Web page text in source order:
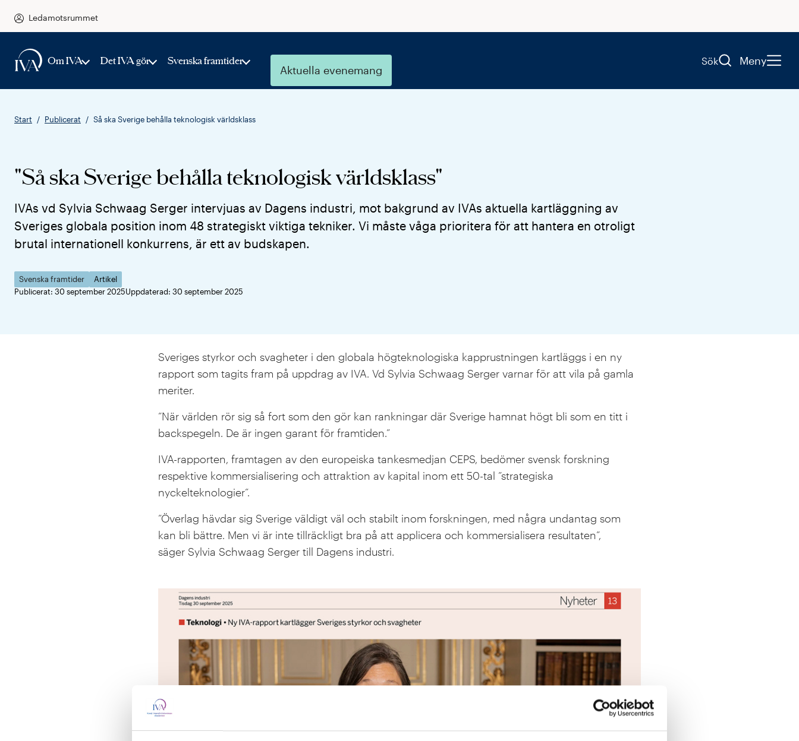
Ledamotsrummet
Om IVA Det IVA gör Svenska framtider
Aktuella evenemang
Sök Meny
Start Publicerat Så ska Sverige behålla teknologisk världsklass
"Så ska Sverige behålla teknologisk världsklass"
IVAs vd Sylvia Schwaag Serger intervjuas av Dagens industri, mot bakgrund av IVAs aktuella kartläggning av
Sveriges globala position inom 48 strategiskt viktiga tekniker. Vi måste våga prioritera för att hantera en otroligt
brutal internationell konkurrens, är ett av budskapen.
Svenska framtider
Artikel
Publicerat: 30 september 2025Uppdaterad: 30 september 2025
Sveriges styrkor och svagheter i den globala högteknologiska kapprustningen kartläggs i en ny
rapport som tagits fram på uppdrag av IVA. Vd Sylvia Schwaag Serger varnar för att vila på gamla
meriter.
”När världen rör sig så fort som den gör kan rankningar där Sverige hamnat högt bli som en titt i
backspegeln. De är ingen garant för framtiden.”
IVA-rapporten, framtagen av den europeiska tankesmedjan CEPS, bedömer svensk forskning
respektive kommersialisering och attraktion av kapital inom ett 50-tal ”strategiska
nyckelteknologier”.
”Överlag hävdar sig Sverige väldigt väl och stabilt inom forskningen, med några undantag som
kan bli bättre. Men vi är inte tillräckligt bra på att applicera och kommersialisera resultaten”,
säger Sylvia Schwaag Serger till Dagens industri.